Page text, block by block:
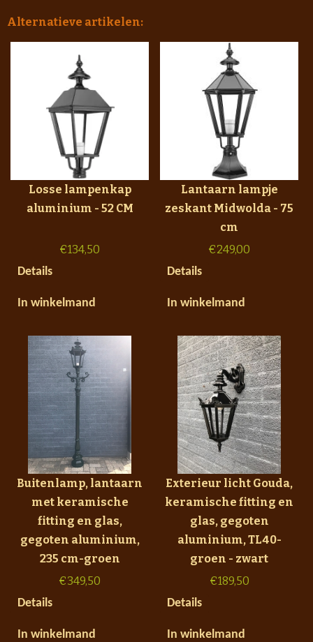
Alternatieve artikelen:
Losse lampenkap
aluminium - 52 CM
€134,50
Details
In winkelmand
Lantaarn lampje
zeskant Midwolda - 75
cm
€249,00
Details
In winkelmand
Buitenlamp, lantaarn
met keramische
fitting en glas,
gegoten aluminium,
235 cm-groen
€349,50
Details
In winkelmand
Exterieur licht Gouda,
keramische fitting en
glas, gegoten
aluminium, TL40-
groen - zwart
€189,50
Details
In winkelmand